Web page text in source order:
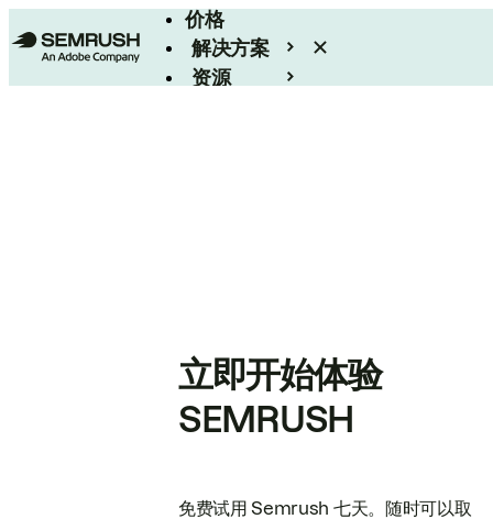
价格
解决方案
资源
立即开始体验
SEMRUSH
免费试用 Semrush 七天。随时可以取